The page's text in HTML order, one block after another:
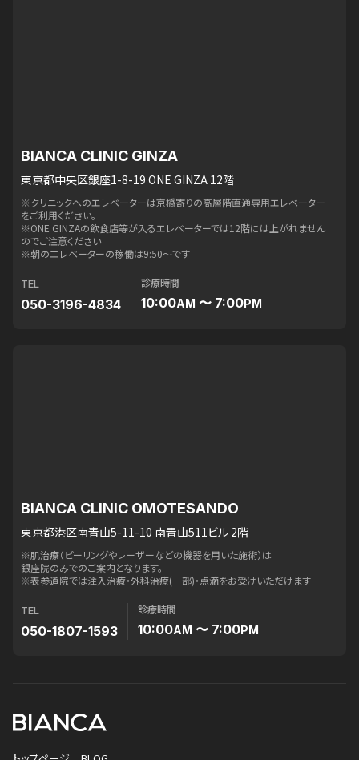
BIANCA CLINIC GINZA
東京都中央区銀座1-8-19 ONE GINZA 12階
※クリニックへのエレベーターは京橋寄りの高層階直通専用エレベーター
をご利用ください。
※ONE GINZAの飲食店等が入るエレベーターでは12階には上がれません
のでご注意ください
※朝のエレベーターの稼働は9:50〜です
TEL
050-3196-4834
診療時間
10:00AM 〜 7:00PM
BIANCA CLINIC OMOTESANDO
東京都港区南青山5-11-10 南青山511ビル 2階
※肌治療（ピーリングやレーザーなどの機器を用いた施術）は
銀座院のみでのご案内となります。
※表参道院では注入治療・外科治療(一部)・点滴をお受けいただけます
TEL
050-1807-1593
診療時間
10:00AM 〜 7:00PM